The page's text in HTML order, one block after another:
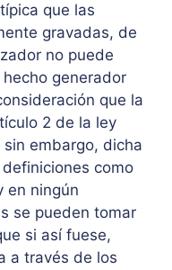
que las
gravadas, de
no puede
generador
que la
2 de la ley
embargo, dicha
como
en ningún
se pueden tomar
si así fuese,
a través de los